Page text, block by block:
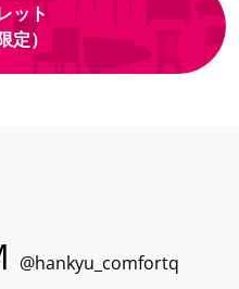
ット
定）
@hankyu_comfortq